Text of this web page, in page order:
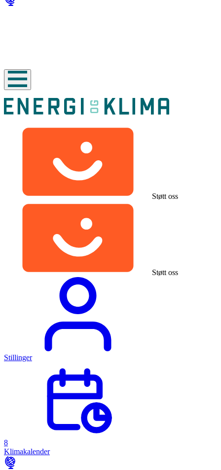
Støtt oss
Støtt oss
Stillinger
8
Klimakalender